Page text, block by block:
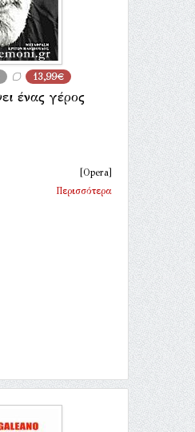
13,99€
ένας γέρος
[Opera]
Περισσότερα